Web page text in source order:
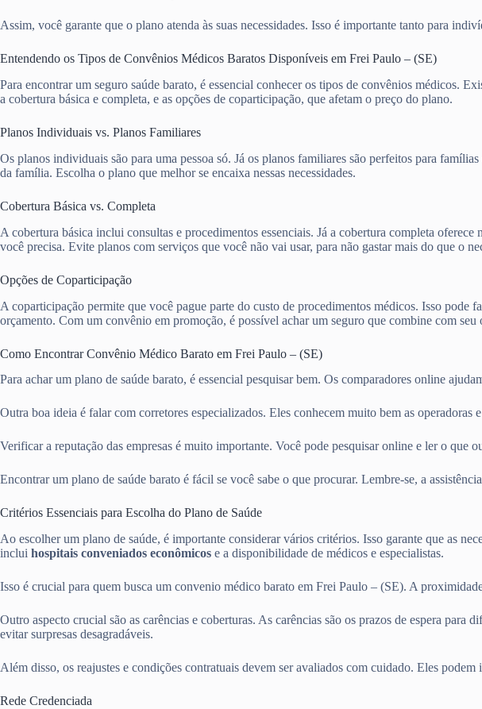
Assim, você garante que o plano atenda às suas necessidades. Isso é importante tanto para
Entendendo os Tipos de Convênios Médicos Baratos Disponíveis em Frei Paulo – (SE)
Para encontrar um seguro saúde barato, é essencial conhecer os tipos de convênios médicos.
a cobertura básica e completa, e as opções de coparticipação, que afetam o preço do plano.
Planos Individuais vs. Planos Familiares
Os planos individuais são para uma pessoa só. Já os planos familiares são perfeitos para
da família. Escolha o plano que melhor se encaixa nessas necessidades.
Cobertura Básica vs. Completa
A cobertura básica inclui consultas e procedimentos essenciais. Já a cobertura completa
você precisa. Evite planos com serviços que você não vai usar, para não gastar mais do que o
Opções de Coparticipação
A coparticipação permite que você pague parte do custo de procedimentos médicos. Isso pode
orçamento. Com um convênio em promoção, é possível achar um seguro que combine com seu
Como Encontrar Convênio Médico Barato em Frei Paulo – (SE)
Para achar um plano de saúde barato, é essencial pesquisar bem. Os comparadores online
Outra boa ideia é falar com corretores especializados. Eles conhecem muito bem as operadoras
Verificar a reputação das empresas é muito importante. Você pode pesquisar online e ler o que
Encontrar um plano de saúde barato é fácil se você sabe o que procurar. Lembre-se, a
Critérios Essenciais para Escolha do Plano de Saúde
Ao escolher um plano de saúde, é importante considerar vários critérios. Isso garante que as
inclui hospitais conveniados econômicos e a disponibilidade de médicos e especialistas.
Isso é crucial para quem busca um convenio médico barato em Frei Paulo – (SE). A
Outro aspecto crucial são as carências e coberturas. As carências são os prazos de espera para
evitar surpresas desagradáveis.
Além disso, os reajustes e condições contratuais devem ser avaliados com cuidado. Eles
Rede Credenciada